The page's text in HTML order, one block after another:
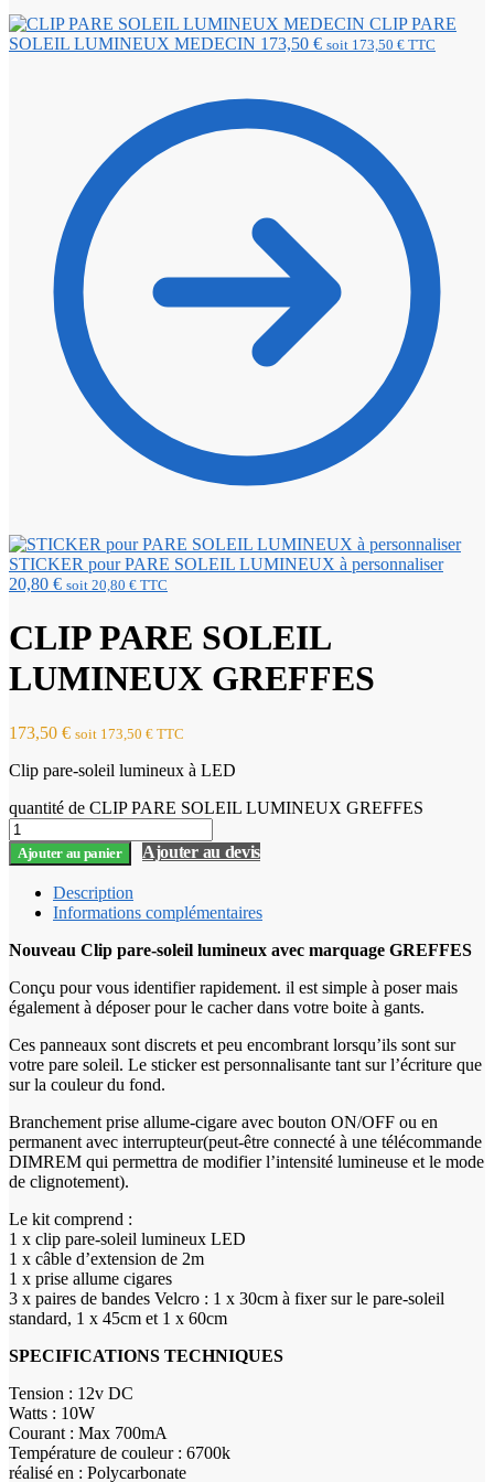
CLIP PARE
SOLEIL LUMINEUX MEDECIN 173,50 € soit 173,50 € TTC
STICKER pour PARE SOLEIL LUMINEUX à personnaliser
20,80 € soit 20,80 € TTC
CLIP PARE SOLEIL
LUMINEUX GREFFES
173,50 € soit 173,50 € TTC
Clip pare-soleil lumineux à LED
quantité de CLIP PARE SOLEIL LUMINEUX GREFFES
Ajouter au panier Ajouter au devis
Description
Informations complémentaires
Nouveau Clip pare-soleil lumineux avec marquage GREFFES
Conçu pour vous identifier rapidement. il est simple à poser mais
également à déposer pour le cacher dans votre boite à gants.
Ces panneaux sont discrets et peu encombrant lorsqu’ils sont sur
votre pare soleil. Le sticker est personnalisante tant sur l’écriture que
sur la couleur du fond.
Branchement prise allume-cigare avec bouton ON/OFF ou en
permanent avec interrupteur(peut-être connecté à une télécommande
DIMREM qui permettra de modifier l’intensité lumineuse et le mode
de clignotement).
Le kit comprend :
1 x clip pare-soleil lumineux LED
1 x câble d’extension de 2m
1 x prise allume cigares
3 x paires de bandes Velcro : 1 x 30cm à fixer sur le pare-soleil
standard, 1 x 45cm et 1 x 60cm
SPECIFICATIONS TECHNIQUES
Tension : 12v DC
Watts : 10W
Courant : Max 700mA
Température de couleur : 6700k
réalisé en : Polycarbonate